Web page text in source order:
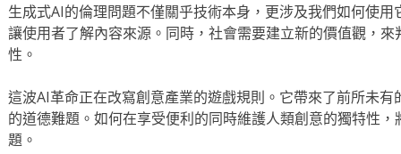
生成式AI的倫理問題不僅關乎技術本身，更涉及我們如何使
讓使用者了解內容來源。同時，社會需要建立新的價值觀，
性。
這波AI革命正在改寫創意產業的遊戲規則。它帶來了前所未
的道德難題。如何在享受便利的同時維護人類創意的獨特性
題。